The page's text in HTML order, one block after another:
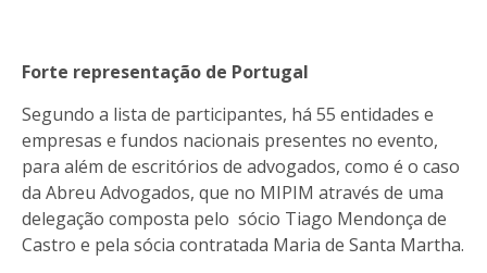
Forte representação de Portugal
Segundo a lista de participantes, há 55 entidades e
empresas e fundos nacionais presentes no evento,
para além de escritórios de advogados, como é o caso
da Abreu Advogados, que no MIPIM através de uma
delegação composta pelo sócio Tiago Mendonça de
Castro e pela sócia contratada Maria de Santa Martha.